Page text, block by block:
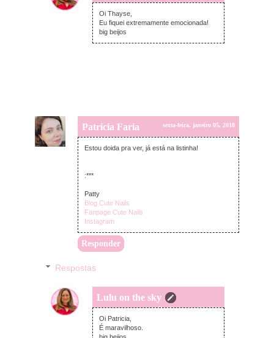
sábado, janeiro 06, 2018
Oi Thayse,
Eu fiquei extremamente emocionada!
big beijos
Patricia Faria sexta-feira, janeiro 05, 2018
Estou doida pra ver, já está na listinha!
:***
Patty
Blog Cute Nails
Fanpage Cute Nails
Instagram
Responder
Respostas
Lulu on the sky
sábado, janeiro 06, 2018
Oi Patricia,
É maravilhoso.